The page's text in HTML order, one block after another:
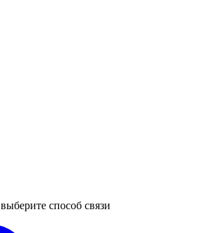
выберите способ связи